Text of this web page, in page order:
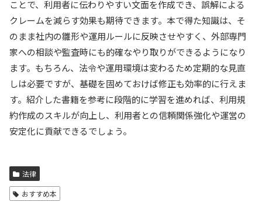
ことで、利用者に伝わりやすい文面を作成でき、誤解による
クレームを減らす効果も期待できます。本で得た知識は、そ
のまま社内の雛形や運用ルールに反映させやすく、外部専門
家への相談や監査時にも的確なやり取りができるようになり
ます。もちろん、法令や運用環境は変わるため定期的な見直
しは必要ですが、基礎を固めておけば修正も効率的に行えま
す。紹介した書籍を参考に段階的に学習を進めれば、利用規
約作成のスキルが向上し、利用者との信頼関係強化や運営の
安定化に貢献できるでしょう。
法律
おすすめ本